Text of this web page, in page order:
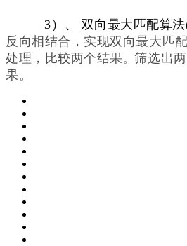
3）、 双向最大匹配算法
反向相结合，实现双向最大匹
处理，比较两个结果 。筛选出
果。